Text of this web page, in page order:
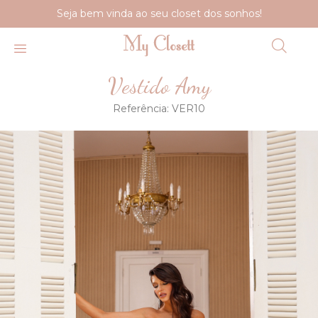
Seja bem vinda ao seu closet dos sonhos!
Vestido Amy
Referência: VER10